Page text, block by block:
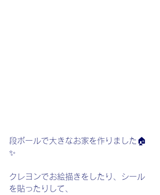
段ボールで大きなお家を作りました🏠
✨
クレヨンでお絵描きをしたり、シール
を貼ったりして、